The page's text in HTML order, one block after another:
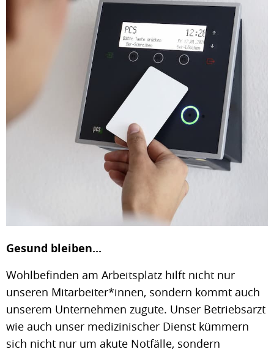
Gesund bleiben...
Wohlbefinden am Arbeitsplatz hilft nicht nur
unseren Mitarbeiter*innen, sondern kommt auch
unserem Unternehmen zugute. Unser Betriebsarzt
wie auch unser medizinischer Dienst kümmern
sich nicht nur um akute Notfälle, sondern